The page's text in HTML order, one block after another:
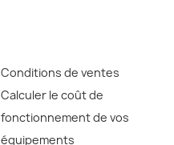
Conditions de ventes
Calculer le coût de
fonctionnement de vos
équipements